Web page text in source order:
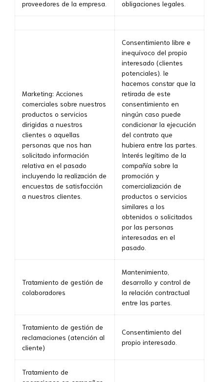
proveedores de la empresa.
obligaciones legales.
Marketing: Acciones
comerciales sobre nuestros
productos o servicios
dirigidas a nuestros
clientes o aquellas
personas que nos han
solicitado información
relativa en el pasado
incluyendo la realización de
encuestas de satisfacción
a nuestros clientes.
Consentimiento libre e
inequívoco del propio
interesado (clientes
potenciales). le
hacemos constar que la
retirada de este
consentimiento en
ningún caso puede
condicionar la ejecución
del contrato que
hubiera entre las partes.
Interés legítimo de la
compañía sobre la
promoción y
comercialización de
productos o servicios
similares a los
obtenidos o solicitados
por las personas
interesadas en el
pasado.
Tratamiento de gestión de
colaboradores
Mantenimiento,
desarrollo y control de
la relación contractual
entre las partes.
Tratamiento de gestión de
reclamaciones (atención al
cliente)
Consentimiento del
propio interesado.
Tratamiento de